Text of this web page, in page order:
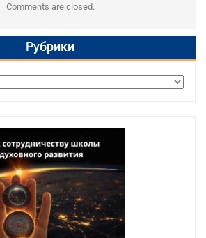
Comments are closed.
Рубрики